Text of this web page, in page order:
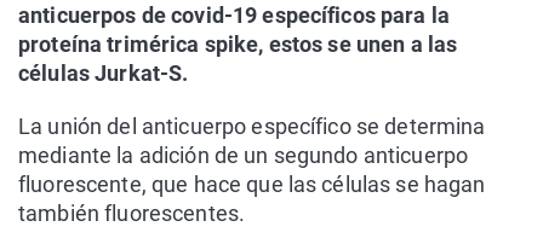
anticuerpos de covid-19 específicos para la
proteína trimérica spike, estos se unen a las
células Jurkat-S.
La unión del anticuerpo específico se determina
mediante la adición de un segundo anticuerpo
fluorescente, que hace que las células se hagan
también fluorescentes.